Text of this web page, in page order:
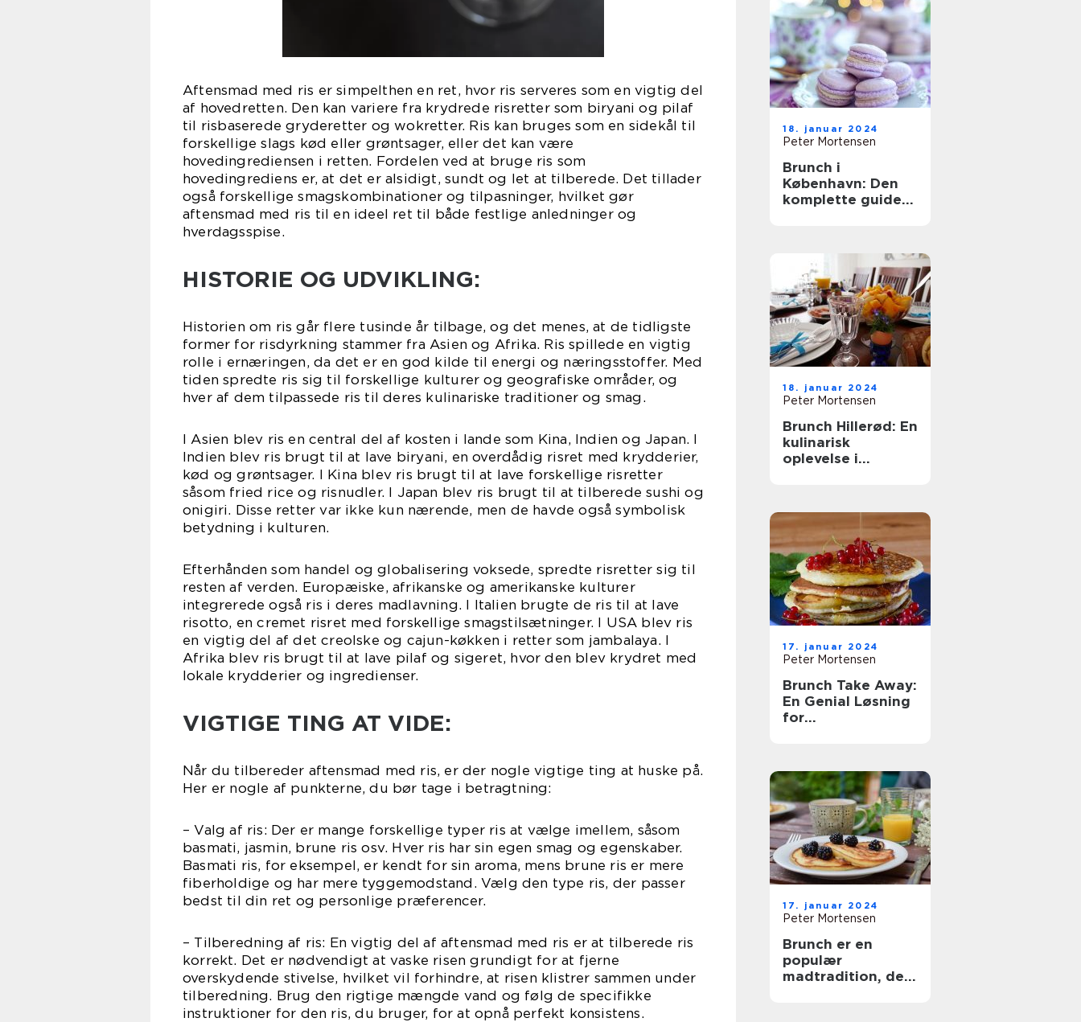
Aftensmad med ris er simpelthen en ret, hvor ris serveres som en vigtig del
af hovedretten. Den kan variere fra krydrede risretter som biryani og pilaf
til risbaserede gryderetter og wokretter. Ris kan bruges som en sidekål til
forskellige slags kød eller grøntsager, eller det kan være
hovedingrediensen i retten. Fordelen ved at bruge ris som
hovedingrediens er, at det er alsidigt, sundt og let at tilberede. Det tillader
også forskellige smagskombinationer og tilpasninger, hvilket gør
aftensmad med ris til en ideel ret til både festlige anledninger og
hverdagsspise.
HISTORIE OG UDVIKLING:
Historien om ris går flere tusinde år tilbage, og det menes, at de tidligste
former for risdyrkning stammer fra Asien og Afrika. Ris spillede en vigtig
rolle i ernæringen, da det er en god kilde til energi og næringsstoffer. Med
tiden spredte ris sig til forskellige kulturer og geografiske områder, og
hver af dem tilpassede ris til deres kulinariske traditioner og smag.
I Asien blev ris en central del af kosten i lande som Kina, Indien og Japan. I
Indien blev ris brugt til at lave biryani, en overdådig risret med krydderier,
kød og grøntsager. I Kina blev ris brugt til at lave forskellige risretter
såsom fried rice og risnudler. I Japan blev ris brugt til at tilberede sushi og
onigiri. Disse retter var ikke kun nærende, men de havde også symbolisk
betydning i kulturen.
Efterhånden som handel og globalisering voksede, spredte risretter sig til
resten af verden. Europæiske, afrikanske og amerikanske kulturer
integrerede også ris i deres madlavning. I Italien brugte de ris til at lave
risotto, en cremet risret med forskellige smagstilsætninger. I USA blev ris
en vigtig del af det creolske og cajun-køkken i retter som jambalaya. I
Afrika blev ris brugt til at lave pilaf og sigeret, hvor den blev krydret med
lokale krydderier og ingredienser.
VIGTIGE TING AT VIDE:
Når du tilbereder aftensmad med ris, er der nogle vigtige ting at huske på.
Her er nogle af punkterne, du bør tage i betragtning:
– Valg af ris: Der er mange forskellige typer ris at vælge imellem, såsom
basmati, jasmin, brune ris osv. Hver ris har sin egen smag og egenskaber.
Basmati ris, for eksempel, er kendt for sin aroma, mens brune ris er mere
fiberholdige og har mere tyggemodstand. Vælg den type ris, der passer
bedst til din ret og personlige præferencer.
– Tilberedning af ris: En vigtig del af aftensmad med ris er at tilberede ris
korrekt. Det er nødvendigt at vaske risen grundigt for at fjerne
overskydende stivelse, hvilket vil forhindre, at risen klistrer sammen under
tilberedning. Brug den rigtige mængde vand og følg de specifikke
instruktioner for den ris, du bruger, for at opnå perfekt konsistens.
18. januar 2024
Peter Mortensen
Brunch i
København: Den
komplette guide
18. januar 2024
Peter Mortensen
Brunch Hillerød: En
kulinarisk
oplevelse i
17. januar 2024
Peter Mortensen
Brunch Take Away:
En Genial Løsning
for
17. januar 2024
Peter Mortensen
Brunch er en
populær
madtradition, der